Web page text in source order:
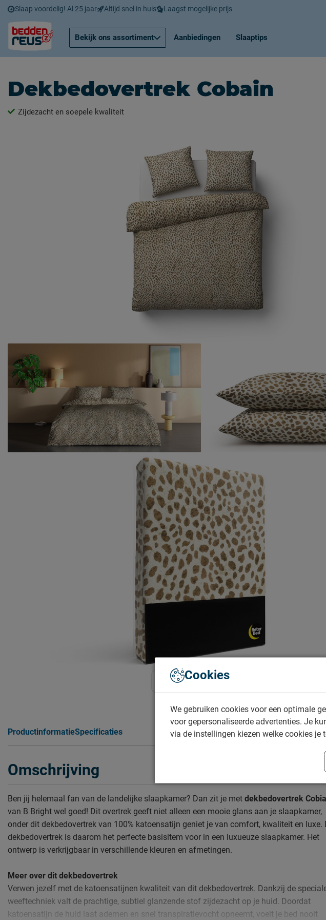
Slaap voordelig! Al 25 jaar Altijd snel in huis Laagst mogelijke prijs
Bekijk ons assortiment Aanbiedingen Slaaptips
Dekbedovertrek Cobain
Zijdezacht en soepele kwaliteit
Bekijk meer
ProductinformatieSpecificaties
Omschrijving
Ben jij helemaal fan van de landelijke slaapkamer? Dan zit je met dekbedovertrek
van B Bright wel goed! Dit overtrek geeft niet alleen een mooie glans aan je slaapkamer,
onder dit dekbedovertrek van 100% katoensatijn geniet je van comfort, kwaliteit en luxe.
dekbedovertrek is daarom het perfecte basisitem voor in een luxueuze slaapkamer. Het
ontwerp is verkrijgbaar in verschillende kleuren en afmetingen.
Meer over dit dekbedovertrek
Verwen jezelf met de katoensatijnen kwaliteit van dit dekbedovertrek. Dankzij de
weeftechniek valt de prachtige, subtiel glanzende stof zijdezacht op je huid. Doordat
katoensatijn de huid laat ademen en snel transpiratievocht opneemt, voelt je bed nooit
Cookies
We gebruiken cookies voor een optimale
voor gepersonaliseerde advertenties. Je
via de instellingen kiezen welke cookies je